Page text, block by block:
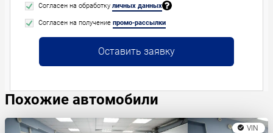
Согласен на обработку личных данных
Согласен на получение промо-рассылки
Оставить заявку
Похожие автомобили
VIN